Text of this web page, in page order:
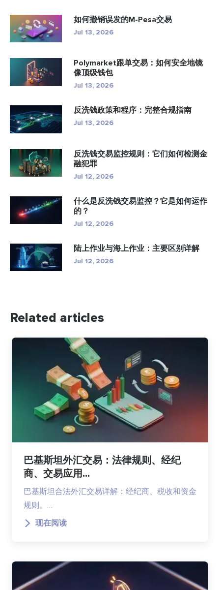
如何撤销误发的M-Pesa交易
Jul 13, 2026
Polymarket跟单交易：如何安全地镜
像顶级钱包
Jul 13, 2026
反洗钱政策和程序：完整合规指南
Jul 13, 2026
反洗钱交易监控规则：它们如何检测金
融犯罪
Jul 12, 2026
什么是反洗钱交易监控？它是如何运作
的？
Jul 12, 2026
陆上作业与海上作业：主要区别详解
Jul 12, 2026
Related articles
巴基斯坦外汇交易：法律规则、经纪
商、交易应用...
巴基斯坦合法外汇交易详解：经纪商、税收和资金
规则。…
现在阅读